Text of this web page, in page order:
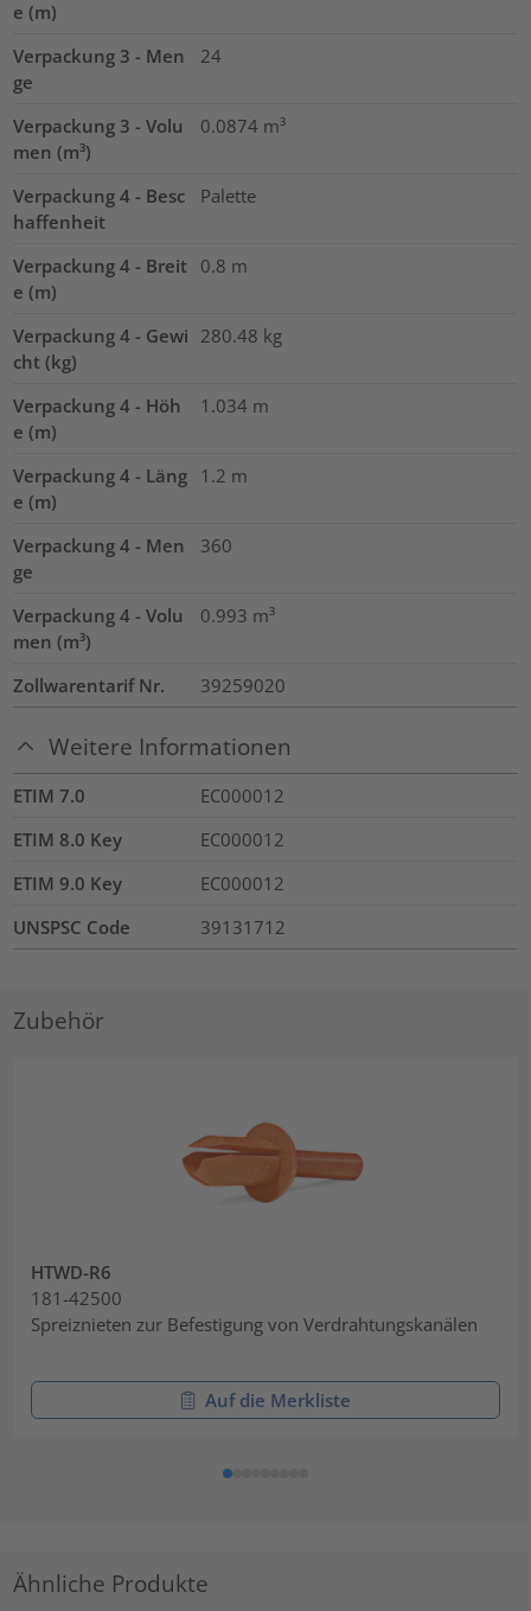
e (m)
Verpackung 3 - Men
ge
24
Verpackung 3 - Volu
men (m³)
0.0874 m³
Verpackung 4 - Besc
haffenheit
Palette
Verpackung 4 - Breit
e (m)
0.8 m
Verpackung 4 - Gewi
cht (kg)
280.48 kg
Verpackung 4 - Höh
e (m)
1.034 m
Verpackung 4 - Läng
e (m)
1.2 m
Verpackung 4 - Men
ge
360
Verpackung 4 - Volu
men (m³)
0.993 m³
Zollwarentarif Nr. 39259020
Weitere Informationen
ETIM 7.0
EC000012
ETIM 8.0 Key
EC000012
ETIM 9.0 Key
EC000012
UNSPSC Code
39131712
Zubehör
HTWD-R6
181-42500
Spreiznieten zur Befestigung von Verdrahtungskanälen
Auf die Merkliste
Ähnliche Produkte